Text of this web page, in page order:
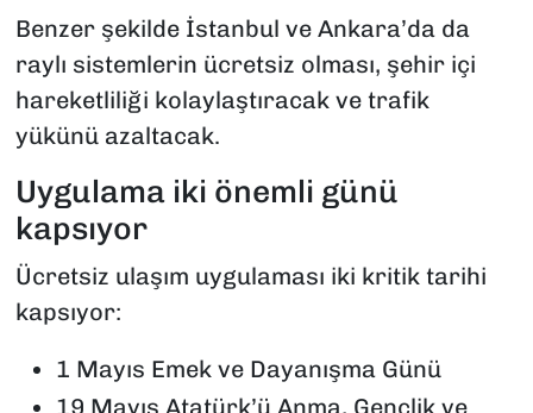
Benzer şekilde İstanbul ve Ankara’da da
raylı sistemlerin ücretsiz olması, şehir içi
hareketliliği kolaylaştıracak ve trafik
yükünü azaltacak.
Uygulama iki önemli günü
kapsıyor
Ücretsiz ulaşım uygulaması iki kritik tarihi
kapsıyor:
1 Mayıs Emek ve Dayanışma Günü
19 Mayıs Atatürk’ü Anma, Gençlik ve